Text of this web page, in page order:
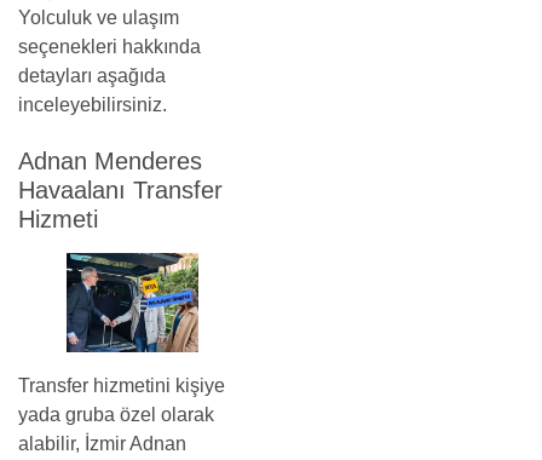
Yolculuk ve ulaşım
seçenekleri hakkında
detayları aşağıda
inceleyebilirsiniz.
Adnan Menderes
Havaalanı Transfer
Hizmeti
Transfer hizmetini kişiye
yada gruba özel olarak
alabilir, İzmir Adnan